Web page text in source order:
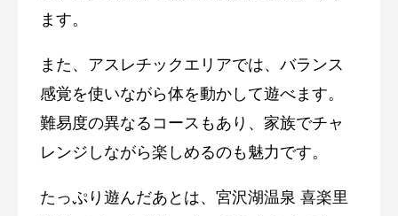
ます。
また、アスレチックエリアでは、バランス
感覚を使いながら体を動かして遊べます。
難易度の異なるコースもあり、家族でチャ
レンジしながら楽しめるのも魅力です。
たっぷり遊んだあとは、 宮沢湖温泉 喜楽里